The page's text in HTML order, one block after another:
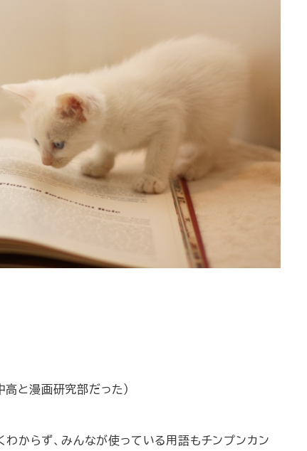
と漫画研究部だった）
わからず、みんなが使っている用語もチンプンカン